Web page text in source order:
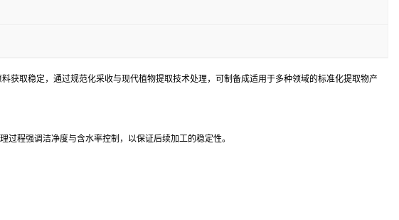
获取稳定，通过规范化采收与现代植物提取技术处理，可制备成适用于多种领域的标准化提取物产
程强调洁净度与含水率控制，以保证后续加工的稳定性。